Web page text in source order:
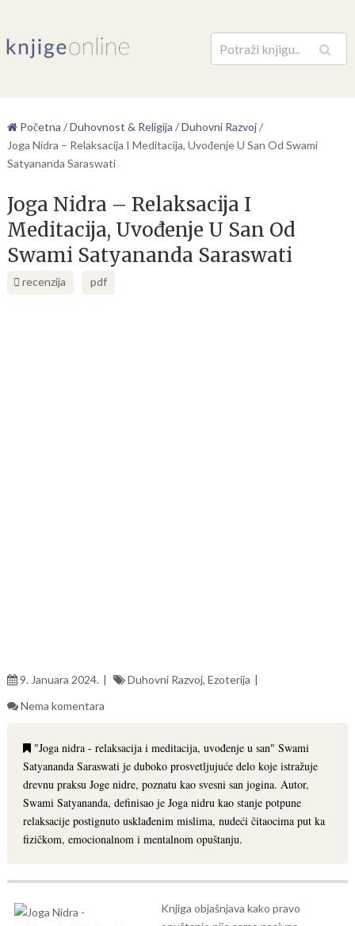
Pretraga
Početna /Duhovnost & Religija /Duhovni Razvoj/
Joga Nidra – Relaksacija I Meditacija, Uvođenje U San Od Swami
Satyananda Saraswati
Joga Nidra – Relaksacija I
Meditacija, Uvođenje U San Od
Swami Satyananda Saraswati
recenzija pdf
9. Januara 2024. Duhovni Razvoj, Ezoterija
Nema komentara
"Joga nidra - relaksacija i meditacija, uvođenje u san" Swami
Satyananda Saraswati je duboko prosvetljujuće delo koje istražuje
drevnu praksu Joge nidre, poznatu kao svesni san jogina. Autor,
Swami Satyananda, definisao je Joga nidru kao stanje potpune
relaksacije postignuto usklađenim mislima, nudeći čitaocima put ka
fizičkom, emocionalnom i mentalnom opuštanju.
Knjiga objašnjava kako pravo